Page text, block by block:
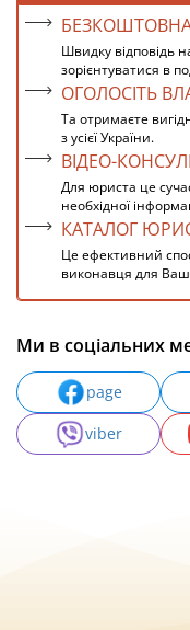
Швидку
зорієнтуватися в
ОГОЛОСІТЬ
Та отримаєте
з усієї України.
ВІДЕО-
Для юриста це
необхідної
КАТАЛОГ
Це ефективний
виконавця для
Ми в соціальних
page
viber